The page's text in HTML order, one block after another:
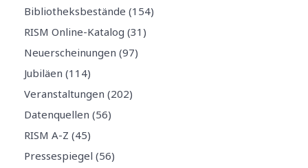
Bibliotheksbestände (154)
RISM Online-Katalog (31)
Neuerscheinungen (97)
Jubiläen (114)
Veranstaltungen (202)
Datenquellen (56)
RISM A-Z (45)
Pressespiegel (56)